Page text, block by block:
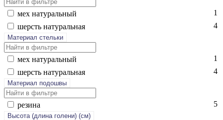
мех на­тураль­ный
1
шерсть на­тураль­ная
4
Материал стельки
мех на­тураль­ный
1
шерсть на­тураль­ная
4
Материал подошвы
ре­зина 5
Высота (длина голени) (cм)